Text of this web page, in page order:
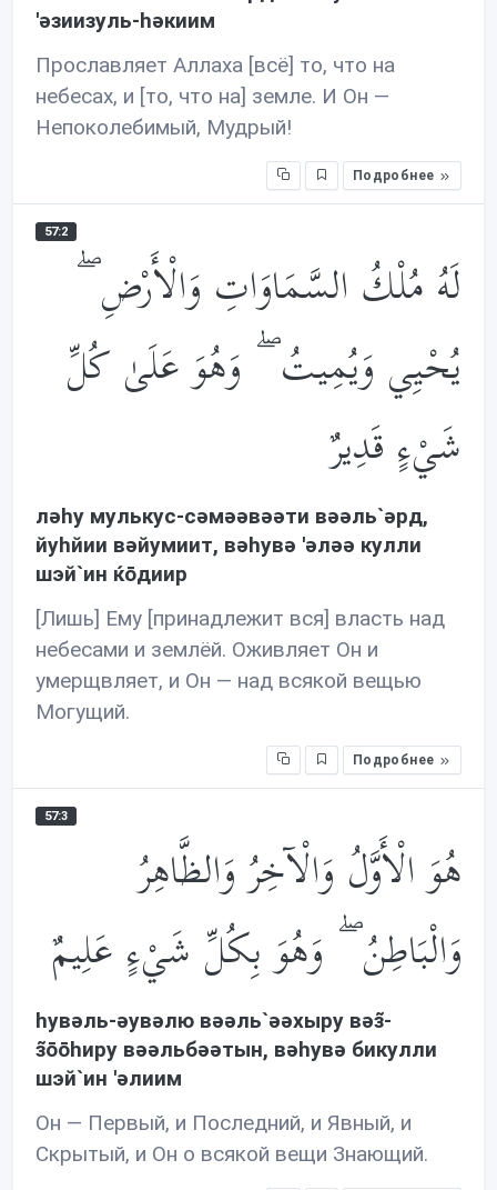
'əзиизуль-həкиим
Прославляет Аллаха [всё] то, что на
небесах, и [то, что на] земле. И Он —
Непоколебимый, Мудрый!
Подробнее
57:2
لَهُ مُلْكُ السَّمَاوَاتِ وَالْأَرْضِ ۖ
يُحْيِي وَيُمِيتُ ۖ وَهُوَ عَلَىٰ كُلِّ
شَيْءٍ قَدِيرٌ
лəhу мулькус-сəмəəвəəти вəəль`əрд,
йуhйии вəйумиит, вəhувə 'əлəə кулли
шэй`ин ќōдиир
[Лишь] Ему [принадлежит вся] власть над
небесами и землёй. Оживляет Он и
умерщвляет, и Он — над всякой вещью
Могущий.
Подробнее
57:3
هُوَ الْأَوَّلُ وَالْآخِرُ وَالظَّاهِرُ
وَالْبَاطِنُ ۖ وَهُوَ بِكُلِّ شَيْءٍ عَلِيمٌ
hувəль-əувəлю вəəль`əəхыру вəз̃-
з̃ōōhиру вəəльбəəтын, вəhувə бикулли
шэй`ин 'əлиим
Он — Первый, и Последний, и Явный, и
Скрытый, и Он о всякой вещи Знающий.